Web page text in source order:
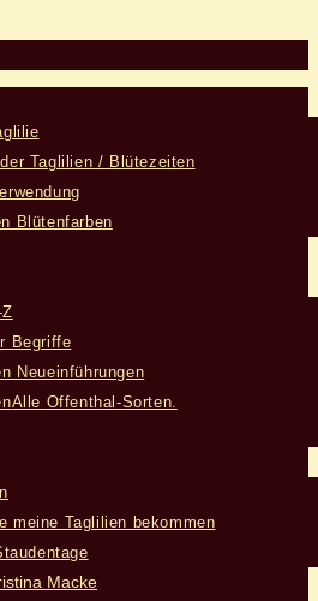
Taglilien / Blütezeiten
Blütenfarben
Begriffe
Neueinführungen
Alle Offenthal-Sorten.
meine Taglilien bekommen
Macke